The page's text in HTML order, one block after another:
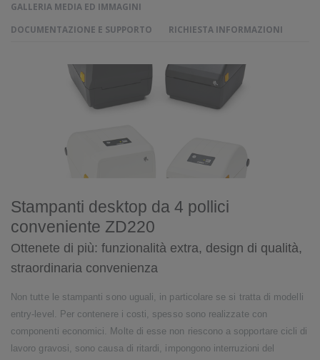
GALLERIA MEDIA ED IMMAGINI
DOCUMENTAZIONE E SUPPORTO
RICHIESTA INFORMAZIONI
Stampanti desktop da 4 pollici
conveniente ZD220
Ottenete di più: funzionalità extra, design di qualità,
straordinaria convenienza
Non tutte le stampanti sono uguali, in particolare se si tratta di modelli
entry-level. Per contenere i costi, spesso sono realizzate con
componenti economici. Molte di esse non riescono a sopportare cicli di
lavoro gravosi, sono causa di ritardi, impongono interruzioni del